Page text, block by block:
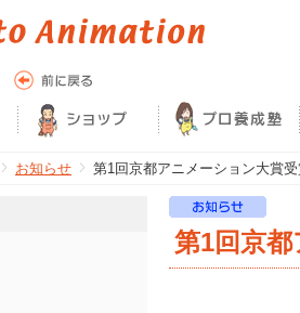
お知らせ 第1回京都アニメーション大賞
第1回京